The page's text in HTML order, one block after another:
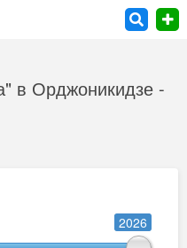
в Орджоникидзе -
2026